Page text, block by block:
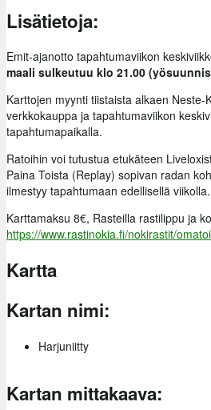
Lisätietoja:
Emit-ajanotto tapahtumaviikon
maali sulkeutuu klo 21.00
Karttojen myynti tiistaista alkaen Neste-
verkkokauppa ja tapahtumaviikon
tapahtumapaikalla.
Ratoihin voi tutustua etukäteen
Paina Toista (Replay) sopivan radan
ilmestyy tapahtumaan edellisellä viikolla.
Karttamaksu 8€, Rasteilla rastilippu ja
https://www.rastinokia.fi/nokirastit/
Kartta
Kartan nimi:
Harjuniitty
Kartan mittakaava: